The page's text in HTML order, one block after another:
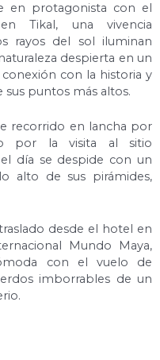
en protagonista con el
Tikal, una vivencia
rayos del sol iluminan
despierta en un
con la historia y
sus puntos más altos.
recorrido en lancha por
por la visita al sitio
día se despide con un
alto de sus pirámides,
desde el hotel en
Mundo Maya,
con el vuelo de
imborrables de un